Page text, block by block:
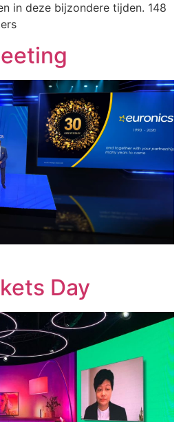
in deze bijzondere tijden. 148
Day